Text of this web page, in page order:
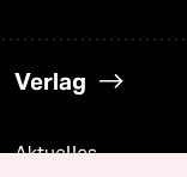
Verlag
Aktuelles